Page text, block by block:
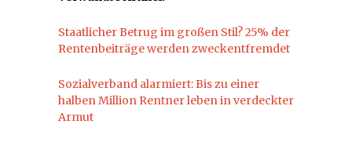
Staatlicher Betrug im großen Stil? 25% der
Rentenbeiträge werden zweckentfremdet
Sozialverband alarmiert: Bis zu einer
halben Million Rentner leben in verdeckter
Armut